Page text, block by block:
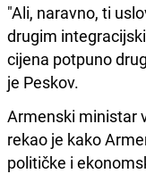
"Ali, naravno, ti
drugim
cijena potpuno
je Peskov.
Armenski ministar
rekao je kako
političke i